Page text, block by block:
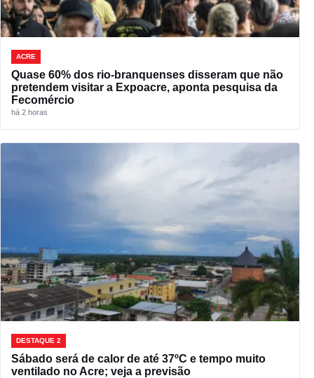
ACRE
Quase 60% dos rio-branquenses disseram que não
pretendem visitar a Expoacre, aponta pesquisa da
Fecomércio
há 2 horas
DESTAQUE 2
Sábado será de calor de até 37ºC e tempo muito
ventilado no Acre; veja a previsão